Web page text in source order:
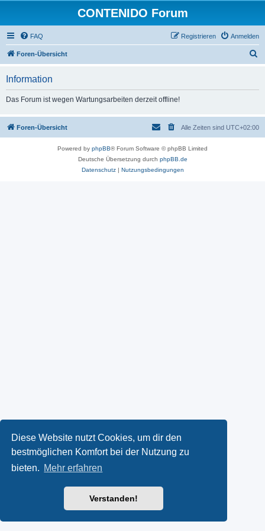
Diese Website nutzt Cookies, um dir den
bestmöglichen Komfort bei der Nutzung zu
bieten. Mehr erfahren
Verstanden!
CONTENIDO Forum
FAQ Anmelden
Registrieren
Foren-Übersicht
Information
Das Forum ist wegen Wartungsarbeiten derzeit offline!
Foren-Übersicht Alle Zeiten sind UTC+02:00
Powered by phpBB® Forum Software © phpBB Limited
Deutsche Übersetzung durch phpBB.de
Datenschutz| Nutzungsbedingungen